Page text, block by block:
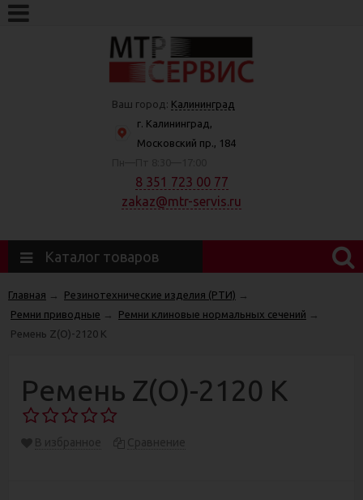
Ваш город: Калининград
г. Калининград,
Московский пр., 184
8 351 723 00 77
zakaz@mtr-servis.ru
Каталог товаров
Главная Резинотехнические изделия (РТИ)
Ремни приводные
Ремни клиновые нормальных сечений
Ремень Z(О)-2120 К
Ремень Z(О)-2120 К